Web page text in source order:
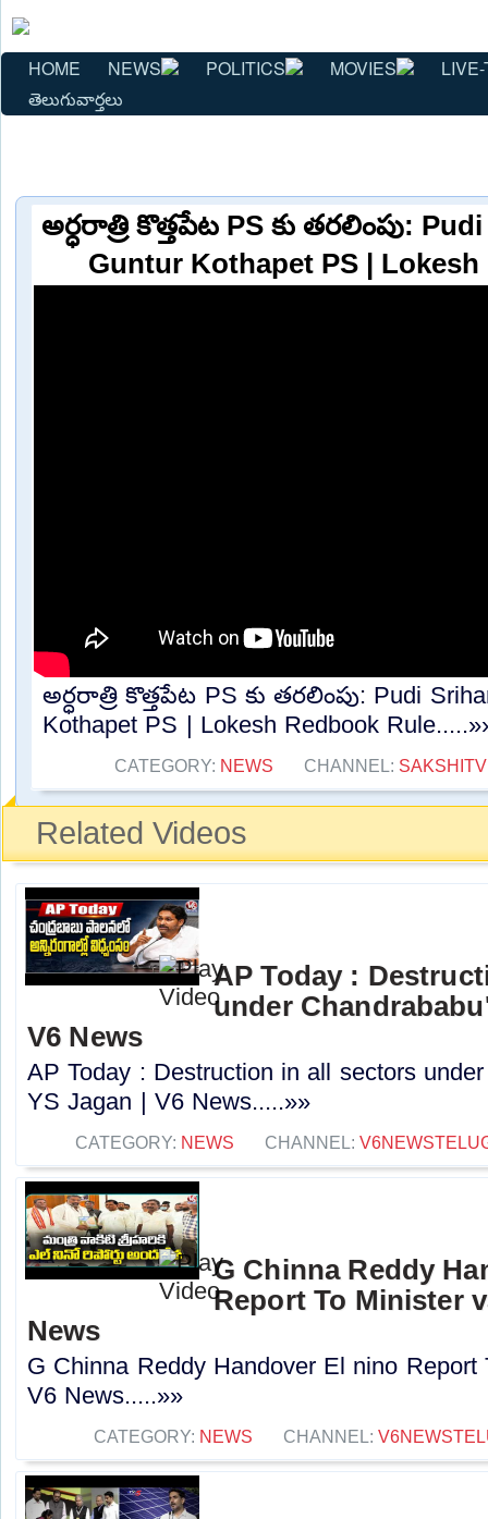
HOME NEWS POLITICS MOVIES
తెలుగువార్తలు
అర్ధరాత్రి కొత్తపేట PS కు తరలింపు:
Guntur Kothapet PS |
అర్ధరాత్రి కొత్తపేట PS కు తరలింపు: Pudi
Kothapet PS | Lokesh Redbook
CATEGORY: NEWS CHANNEL: SAKSHITV
Related Videos
AP Today :
under
V6 News
AP Today : Destruction in all sectors
YS Jagan | V6 News.....»»
CATEGORY: NEWS CHANNEL:
G Chinna Reddy
Report To Minister
News
G Chinna Reddy Handover El nino Report
V6 News.....»»
CATEGORY: NEWS CHANNEL: